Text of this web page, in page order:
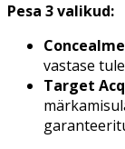
Pesa 3 valikud:
vastase
Target